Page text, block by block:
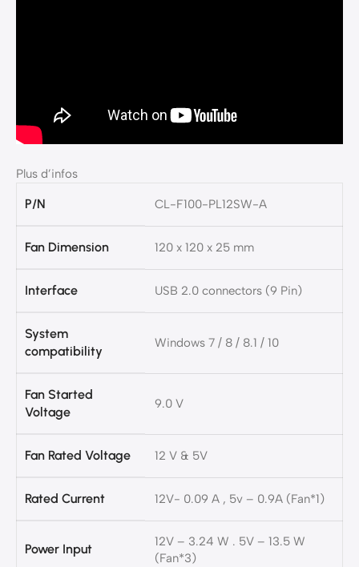
Plus d’infos
P/N CL-F100-PL12SW-A
Fan Dimension 120 x 120 x 25 mm
Interface USB 2.0 connectors (9 Pin)
System
compatibility
Windows 7 / 8 / 8.1 / 10
Fan Started
Voltage
9.0 V
Fan Rated Voltage 12 V & 5V
Rated Current 12V- 0.09 A , 5v – 0.9A (Fan*1)
Power Input
12V – 3.24 W . 5V – 13.5 W
(Fan*3)